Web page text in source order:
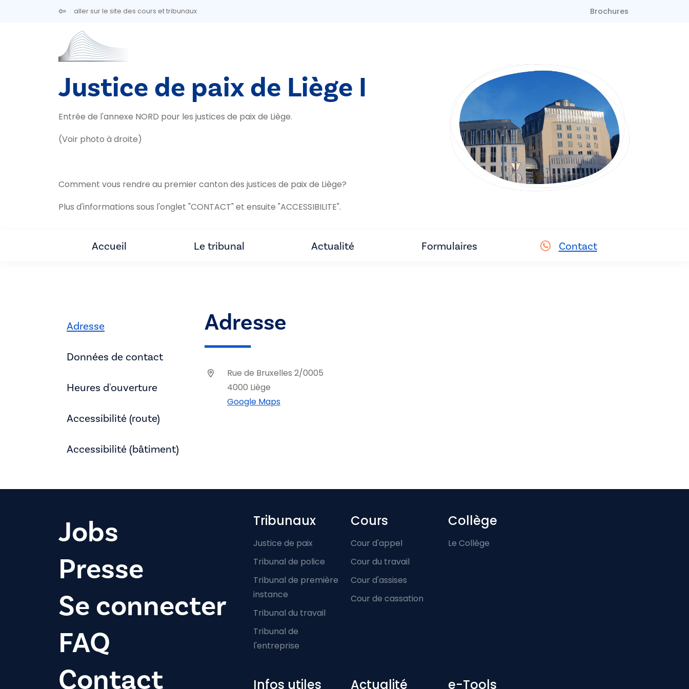
Aller au contenu principalaller sur le site des cours et tribunaux Brochures
Justice de paix de Liège I
Entrée de l'annexe NORD pour les justices de paix de Liège.
(Voir photo à droite)
Comment vous rendre au premier canton des justices de paix de Liège?
Plus d'informations sous l'onglet "CONTACT" et ensuite "ACCESSIBILITE".
Accueil Le tribunal Actualité Formulaires Contact
Adresse
Données de contact
Heures d'ouverture
Accessibilité (route)
Accessibilité (bâtiment)
Adresse
Rue de Bruxelles 2/0005
4000 Liège
Google Maps
Jobs
Presse
Se connecter
FAQ
Contact
Footer-menu
Tribunaux
Justice de paix
Tribunal de police
Tribunal de première
instance
Tribunal du travail
Tribunal de
l'entreprise
Cours
Cour d'appel
Cour du travail
Cour d'assises
Cour de cassation
Collège
Le Collège
Infos utiles Actualité e-Tools